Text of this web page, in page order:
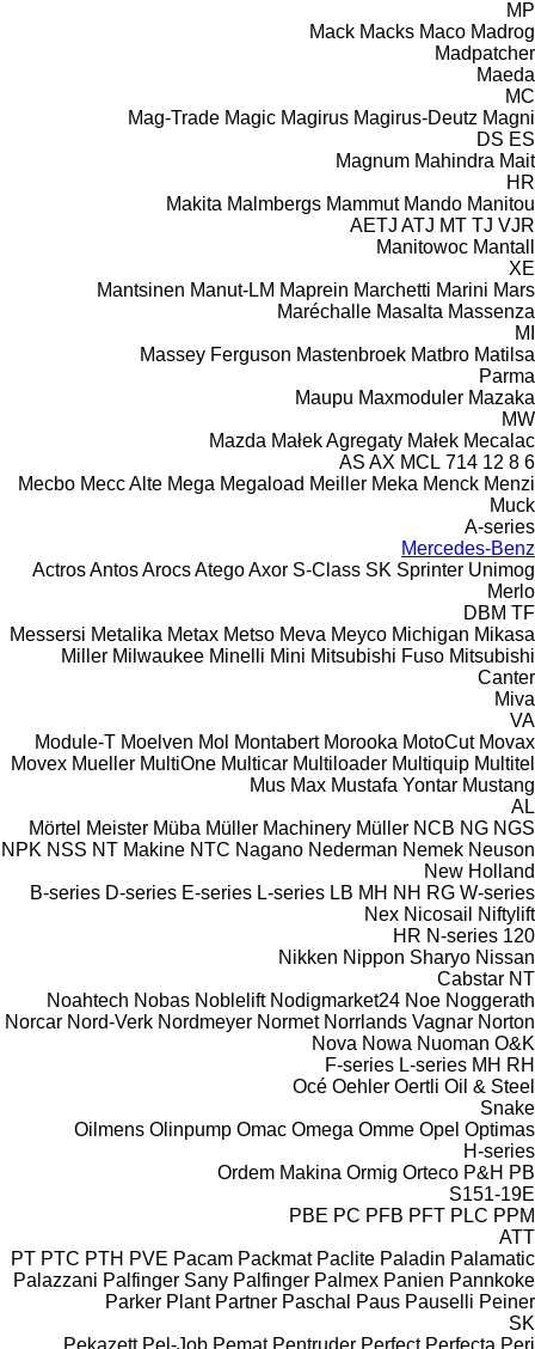
MP
Mack Macks Maco Madrog
Madpatcher
Maeda
MC
Mag-Trade Magic Magirus Magirus-Deutz Magni
DS ES
Magnum Mahindra Mait
HR
Makita Malmbergs Mammut Mando Manitou
AETJ ATJ MT TJ VJR
Manitowoc Mantall
XE
Mantsinen Manut-LM Maprein Marchetti Marini Mars
Maréchalle Masalta Massenza
MI
Massey Ferguson Mastenbroek Matbro Matilsa
Parma
Maupu Maxmoduler Mazaka
MW
Mazda Małek Agregaty Małek Mecalac
6
8
12
714
AS AX MCL
Mecbo Mecc Alte Mega Megaload Meiller Meka Menck Menzi
Muck
A-series
Mercedes-Benz
ActrosAntosArocsAtegoAxor S-Class SK Sprinter Unimog
Merlo
DBM TF
Messersi Metalika Metax Metso Meva Meyco Michigan Mikasa
Miller Milwaukee Minelli Mini Mitsubishi Fuso Mitsubishi
Canter
Miva
VA
Module-T Moelven Mol Montabert Morooka MotoCut Movax
Movex Mueller MultiOne Multicar Multiloader Multiquip Multitel
Mus Max Mustafa Yontar Mustang
AL
Mörtel Meister Müba Müller Machinery Müller NCB NG NGS
NPK NSS NT Makine NTC Nagano Nederman Nemek Neuson
New Holland
B-series D-series E-series L-series LB MH NH RG W-series
Nex Nicosail
Niftylift
120
HR N-series
Nikken Nippon Sharyo Nissan
Cabstar NT
Noahtech Nobas Noblelift Nodigmarket24 Noe Noggerath
Norcar Nord-Verk Nordmeyer Normet Norrlands Vagnar Norton
Nova Nowa Nuoman O&K
F-series L-series MH RH
Océ Oehler Oertli Oil & Steel
Snake
Oilmens Olinpump Omac Omega Omme Opel Optimas
H-series
Ordem Makina Ormig Orteco P&H PB
S151-19E
PBE PC PFB PFT PLC PPM
ATT
PT PTC PTH PVE Pacam Packmat Paclite Paladin Palamatic
Palazzani Palfinger Sany Palfinger Palmex Panien Pannkoke
Parker Plant Partner Paschal Paus Pauselli Peiner
SK
Pekazett Pel-Job Pemat Pentruder Perfect Perfecta Peri